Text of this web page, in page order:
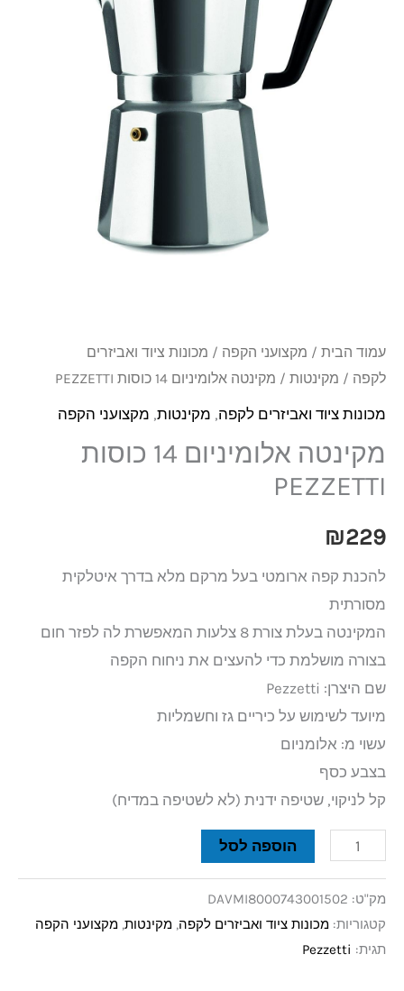
עמוד הבית / מקצועני הקפה / מכונות ציוד ואביזרים
לקפה / מקינטות / מקינטה אלומיניום 14 כוסות PEZZETTI
מכונות ציוד ואביזרים לקפה, מקינטות, מקצועני הקפה
מקינטה אלומיניום 14 כוסות
PEZZETTI
₪229
להכנת קפה ארומטי בעל מרקם מלא בדרך איטלקית
מסורתית
המקינטה בעלת צורת 8 צלעות המאפשרת לה לפזר חום
בצורה מושלמת כדי להעצים את ניחוח הקפה
שם היצרן: Pezzetti
מיועד לשימוש על כיריים גז וחשמליות
עשוי מ: אלומניום
בצבע כסף
קל לניקוי, שטיפה ידנית (לא לשטיפה במדיח)
הוספה לסל
מק"ט: DAVMI8000743001502
קטגוריות: מכונות ציוד ואביזרים לקפה, מקינטות, מקצועני הקפה
תגית: Pezzetti